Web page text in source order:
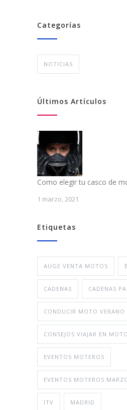
Categorías
NOTICIAS
Últimos Artículos
Como elegir tu casco de
1 marzo, 2021
Etiquetas
AUGE VENTA MOTOS
CADENAS CADENAS
CONDUCIR MOTO VERANO
CONSEJOS VIAJAR EN MOTO
EVENTOS MOTEROS
EVENTOS MOTEROS
ITV MADRID